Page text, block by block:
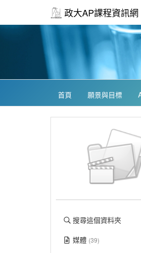
政大AP課程資訊
首頁 願景與目標
搜尋這個資料夾
媒體 (39)